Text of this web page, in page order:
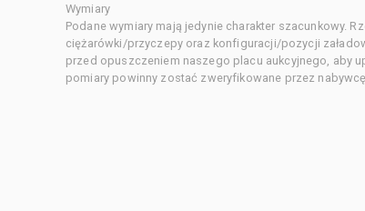
Wymiary
Podane wymiary mają jedynie charakter szacunkowy.
ciężarówki/przyczepy oraz konfiguracji/pozycji
przed opuszczeniem naszego placu aukcyjnego, aby
pomiary powinny zostać zweryfikowane przez